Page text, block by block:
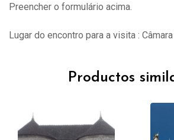
Preencher o formulário acima.
Lugar do encontro para a visita :
Productos